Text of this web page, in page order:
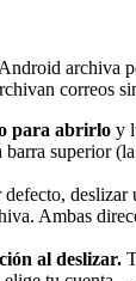
archiva
correos
para abrirlo y
barra superior
defecto, deslizar
Ambas
al deslizar.